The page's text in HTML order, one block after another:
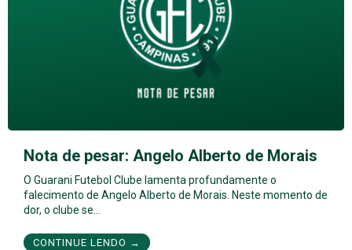
Nota de pesar: Angelo Alberto de Morais
O Guarani Futebol Clube lamenta profundamente o
falecimento de Angelo Alberto de Morais. Neste momento de
dor, o clube se…
CONTINUE LENDO →